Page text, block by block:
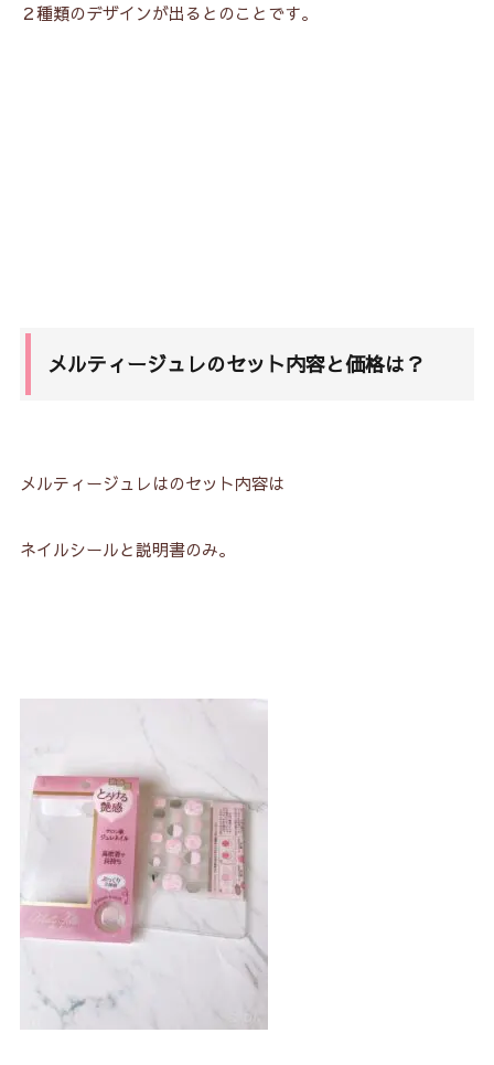
２種類のデザインが出るとのことです。
メルティージュレのセット内容と価格は？
メルティージュレはのセット内容は
ネイルシールと説明書のみ。